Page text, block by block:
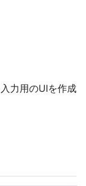
力用のUIを作成